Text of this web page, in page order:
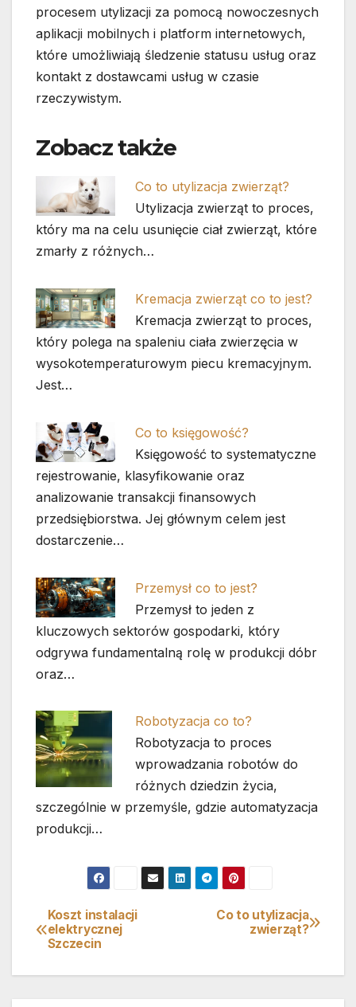
procesem utylizacji za pomocą nowoczesnych
aplikacji mobilnych i platform internetowych,
które umożliwiają śledzenie statusu usług oraz
kontakt z dostawcami usług w czasie
rzeczywistym.
Zobacz także
Co to utylizacja zwierząt?
Utylizacja zwierząt to proces,
który ma na celu usunięcie ciał zwierząt, które
zmarły z różnych…
Kremacja zwierząt co to jest?
Kremacja zwierząt to proces,
który polega na spaleniu ciała zwierzęcia w
wysokotemperaturowym piecu kremacyjnym.
Jest…
Co to księgowość?
Księgowość to systematyczne
rejestrowanie, klasyfikowanie oraz
analizowanie transakcji finansowych
przedsiębiorstwa. Jej głównym celem jest
dostarczenie…
Przemysł co to jest?
Przemysł to jeden z
kluczowych sektorów gospodarki, który
odgrywa fundamentalną rolę w produkcji dóbr
oraz…
Robotyzacja co to?
Robotyzacja to proces
wprowadzania robotów do
różnych dziedzin życia,
szczególnie w przemyśle, gdzie automatyzacja
produkcji…
Nawigacja
wpisu
Co to utylizacja
zwierząt?
Koszt instalacji
elektrycznej
Szczecin